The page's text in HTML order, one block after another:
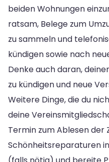
beiden Wohnungen
ratsam, Belege zum
zu sammeln und
kündigen sowie nach
Denke auch daran,
zu kündigen und neue
Weitere Dinge, die du
deine
Termin zum Ablesen der
Schönheitsreparaturen